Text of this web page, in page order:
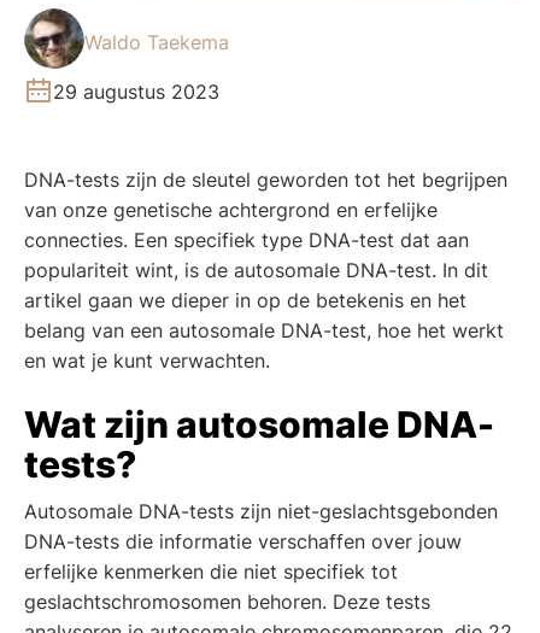
Waldo Taekema
29 augustus 2023
DNA-tests zijn de sleutel geworden tot het begrijpen
van onze genetische achtergrond en erfelijke
connecties. Een specifiek type DNA-test dat aan
populariteit wint, is de autosomale DNA-test. In dit
artikel gaan we dieper in op de betekenis en het
belang van een autosomale DNA-test, hoe het werkt
en wat je kunt verwachten.
Wat zijn autosomale DNA-
tests?
Autosomale DNA-tests zijn niet-geslachtsgebonden
DNA-tests die informatie verschaffen over jouw
erfelijke kenmerken die niet specifiek tot
geslachtschromosomen behoren. Deze tests